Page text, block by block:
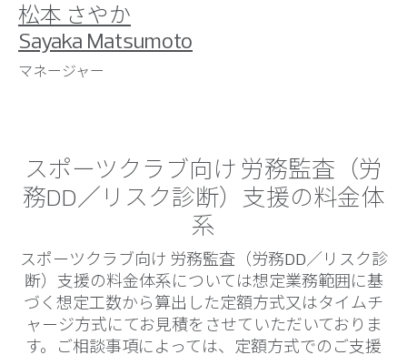
松本 さやか
Sayaka Matsumoto
マネージャー
スポーツクラブ向け 労務監査（労
務DD／リスク診断）支援の料金体
系
スポーツクラブ向け 労務監査（労務DD／リスク診
断）支援の料金体系については想定業務範囲に基
づく想定工数から算出した定額方式又はタイムチ
ャージ方式にてお見積をさせていただいておりま
す。ご相談事項によっては、定額方式でのご支援